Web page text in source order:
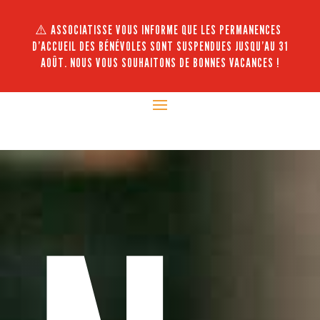
⚠️ ASSOCIATISSE VOUS INFORME QUE LES PERMANENCES
D’ACCUEIL DES BÉNÉVOLES SONT SUSPENDUES JUSQU’AU 31
AOÛT. NOUS VOUS SOUHAITONS DE BONNES VACANCES !